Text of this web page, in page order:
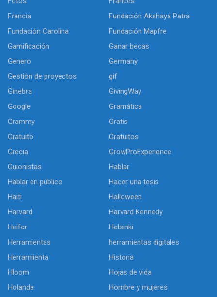
Francia
Fundación Akshaya Patra
Fundación Carolina
Fundación Mapfre
Gamificación
Ganar becas
Género
Germany
Gestión de proyectos
gif
Ginebra
GivingWay
Google
Gramática
Grammy
Gratis
Gratuito
Gratuitos
Grecia
GrowProExperience
Guionistas
Hablar
Hablar en público
Hacer una tesis
Haiti
Halloween
Harvard
Harvard Kennedy
Heifer
Helsinki
Herramientas
herramientas digitales
Herramiienta
Historia
Hloom
Hojas de vida
Holanda
Hombre y mujeres